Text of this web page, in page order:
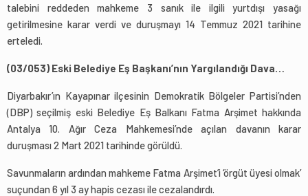
talebini reddeden mahkeme 3 sanık ile ilgili yurtdışı yasağı
getirilmesine karar verdi ve duruşmayı 14 Temmuz 2021 tarihine
erteledi.
(03/053) Eski Belediye Eş Başkanı’nın Yargılandığı Dava…
Diyarbakır’ın Kayapınar ilçesinin Demokratik Bölgeler Partisi’nden
(DBP) seçilmiş eski Belediye Eş Balkanı Fatma Arşimet hakkında
Antalya 10. Ağır Ceza Mahkemesi’nde açılan davanın karar
duruşması 2 Mart 2021 tarihinde görüldü.
Savunmaların ardından mahkeme Fatma Arşimet’i ‘örgüt üyesi olmak’
suçundan 6 yıl 3 ay hapis cezası ile cezalandırdı.